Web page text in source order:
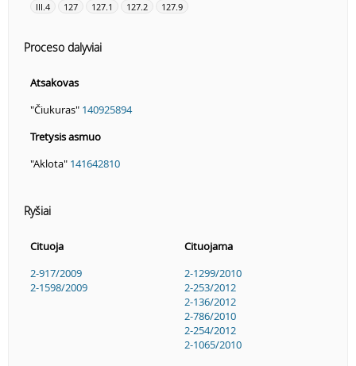
III.4
127 127.1 127.2 127.9
Proceso dalyviai
Atsakovas
"Čiukuras" 140925894
Tretysis asmuo
"Aklota" 141642810
Ryšiai
Cituoja
Cituojama
2-917/2009
2-1598/2009
2-1299/2010
2-253/2012
2-136/2012
2-786/2010
2-254/2012
2-1065/2010